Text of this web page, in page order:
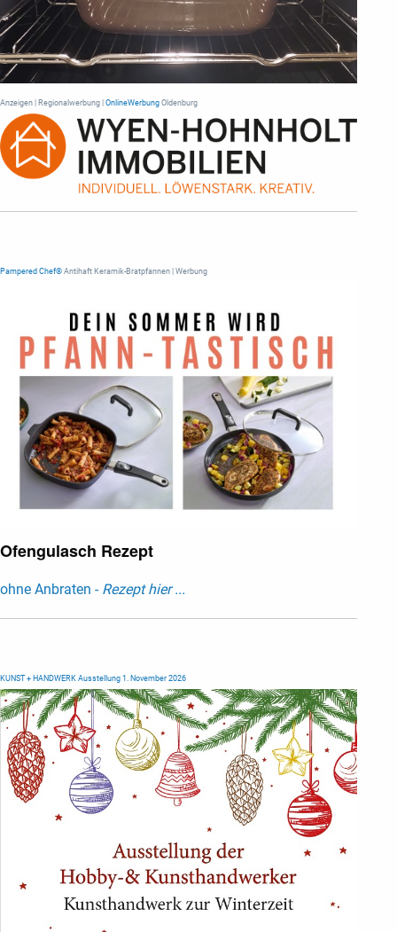
Anzeigen | Regionalwerbung | OnlineWerbung Oldenburg
Pampered Chef® Antihaft Keramik-Bratpfannen | Werbung
Ofengulasch Rezept
ohne Anbraten - Rezept hier ...
KUNST + HANDWERK Ausstellung 1. November 2026